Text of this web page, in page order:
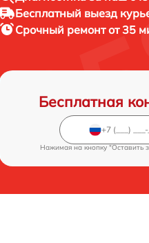
Бесплатный выезд
Срочный ремонтот 35
Бесплатная
Нажимая на кнопку "Оставить